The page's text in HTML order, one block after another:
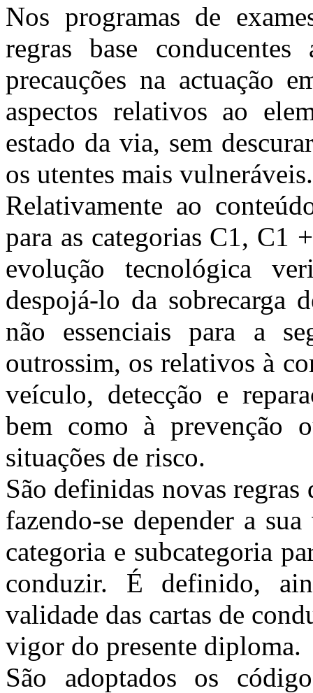
Nos programas de
regras base
precauções na actuação
aspectos relativos ao
estado da via, sem
os utentes mais vulneráveis.
Relativamente ao
para as categorias C1, C1
evolução tecnológica
despojá-lo da sobrecarga
não essenciais para a
outrossim, os relativos à
veículo, detecção e
bem como à prevenção
situações de risco.
São definidas novas
fazendo-se depender a
categoria e subcategoria
conduzir. É definido,
validade das cartas de
vigor do presente diploma.
São adoptados os